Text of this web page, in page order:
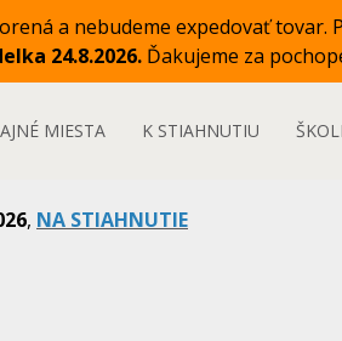
a nebudeme expedovať tovar.
24.8.2026. Ďakujeme za
MIESTA K STIAHNUTIU
, NA STIAHNUTIE